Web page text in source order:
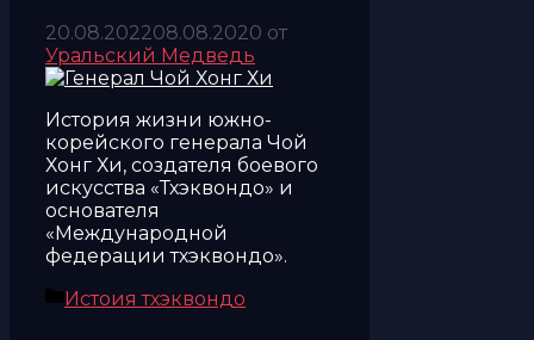
20.08.202208.08.2020 от
Уральский Медведь
История жизни южно-
корейского генерала Чой
Хонг Хи, создателя боевого
искусства «Тхэквондо» и
основателя
«Международной
федерации тхэквондо».
Рубрики
Истоия тхэквондо